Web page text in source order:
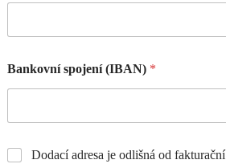
Bankovní spojení (IBAN) *
Dodací adresa je odlišná od fakturační